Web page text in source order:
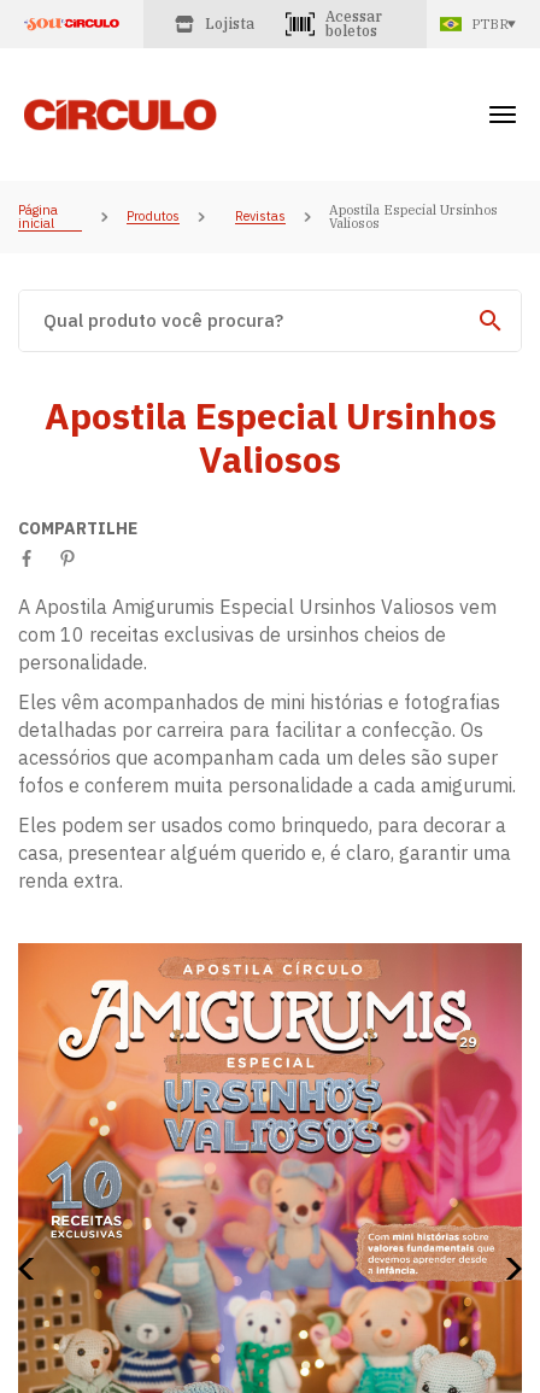
Lojista
Acessar
boletos
PTBR
Página
inicial Produtos Revistas Apostila Especial Ursinhos
Valiosos
Apostila Especial Ursinhos
Valiosos
COMPARTILHE
A Apostila Amigurumis Especial Ursinhos Valiosos vem
com 10 receitas exclusivas de ursinhos cheios de
personalidade.
Eles vêm acompanhados de mini histórias e fotografias
detalhadas por carreira para facilitar a confecção. Os
acessórios que acompanham cada um deles são super
fofos e conferem muita personalidade a cada amigurumi.
Eles podem ser usados como brinquedo, para decorar a
casa, presentear alguém querido e, é claro, garantir uma
renda extra.